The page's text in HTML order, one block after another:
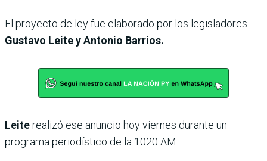
El proyecto de ley fue elaborado por los legisladores
Gustavo Leite y Antonio Barrios.
Leiterealizó ese anuncio hoy viernes durante un
programa periodístico de la 1020 AM.